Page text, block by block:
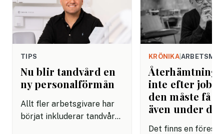
TIPS
Nu blir tandvård en
ny personalförmån
Allt fler arbetsgivare har
börjat inkluderar tandvård i
KRÖNIKA|
Återhämtning
inte efter
den måste få
även under
Det finns en